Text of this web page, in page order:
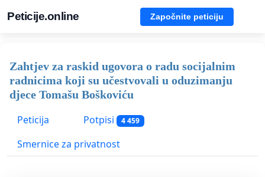
Peticije.online Započnite peticiju
Zahtjev za raskid ugovora o radu socijalnim
radnicima koji su učestvovali u oduzimanju
djece Tomašu Boškoviću
Peticija
Potpisi 4 459
Smernice za privatnost